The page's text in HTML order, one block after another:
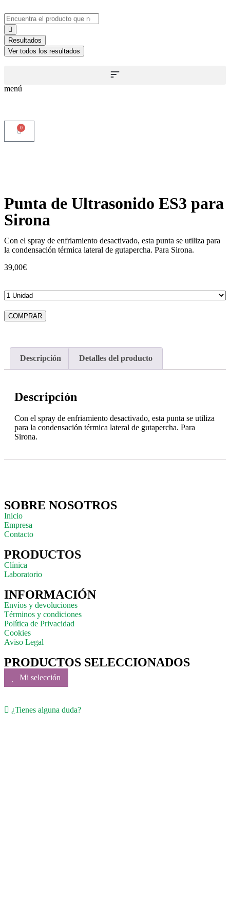
Resultados
Ver todos los resultados
menú
0
Punta de Ultrasonido ES3 para
Sirona
Con el spray de enfriamiento desactivado, esta punta se utiliza para
la condensación térmica lateral de gutapercha. Para Sirona.
39,00€
COMPRAR
Descripción Detalles del producto
Descripción
Con el spray de enfriamiento desactivado, esta punta se utiliza
para la condensación térmica lateral de gutapercha. Para
Sirona.
SOBRE NOSOTROS
Inicio
Empresa
Contacto
PRODUCTOS
Clínica
Laboratorio
INFORMACIÓN
Envíos y devoluciones
Términos y condiciones
Política de Privacidad
Cookies
Aviso Legal
PRODUCTOS SELECCIONADOS
Mi selección
¿Tienes alguna duda?